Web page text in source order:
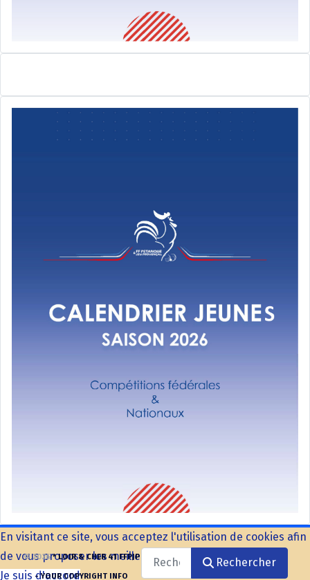
Rechercher
Rechercher
© 2026* LOIR & CHER 41 FFPJP
- YOUR COPYRIGHT INFO
En visitant ce site, vous acceptez l'utilisation de cookies afin
de vous proposer les meilleurs services possibles.
Je suis d'accord